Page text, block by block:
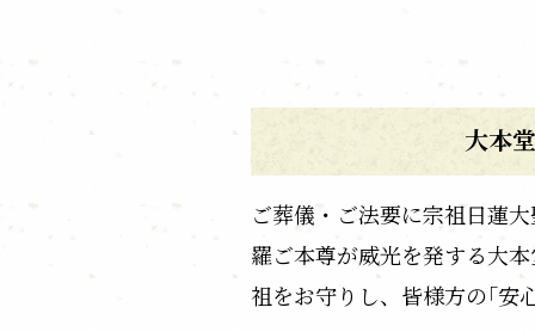
大本
ご葬儀・ご法要に宗祖日蓮
羅ご本尊が威光を発する大
祖をお守りし、皆様方の｢安